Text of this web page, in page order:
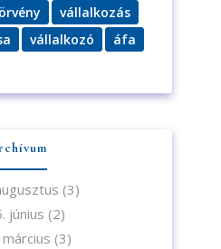
vállalkozás
vállalkozó
áfa
(3)
június (2)
(3)